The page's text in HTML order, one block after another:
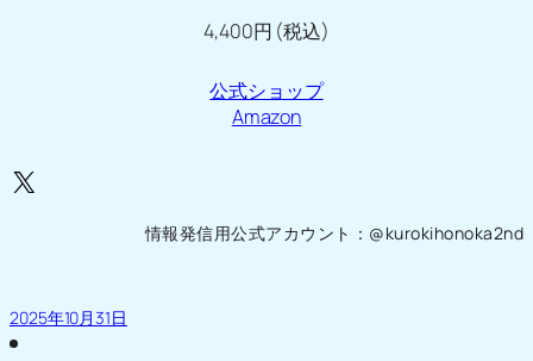
4,400円 (税込)
公式ショップ
Amazon
X
情報発信用公式アカウント：@kurokihonoka2nd
2025年10月31日